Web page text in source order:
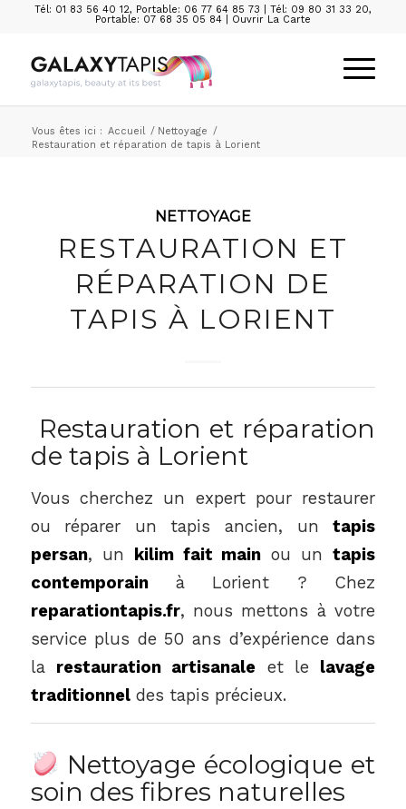
Tél: 01 83 56 40 12, Portable: 06 77 64 85 73 Tél: 09 80 31 33 20,
Portable: 07 68 35 05 84| Ouvrir La Carte
Vous êtes ici : Accueil / Nettoyage /
Restauration et réparation de tapis à Lorient
NETTOYAGE
RESTAURATION ET
RÉPARATION DE
TAPIS À LORIENT
Restauration et réparation
de tapis à Lorient
Vous cherchez un expert pour restaurer
ou réparer un tapis ancien, untapis
persan, un kilim fait main ou untapis
contemporainà Lorient ? Chez
reparationtapis.fr, nous mettons à votre
service plus de 50 ans d’expérience dans
la restauration artisanale et le lavage
traditionneldes tapis précieux.
Nettoyage écologique et
soin des fibres naturelles